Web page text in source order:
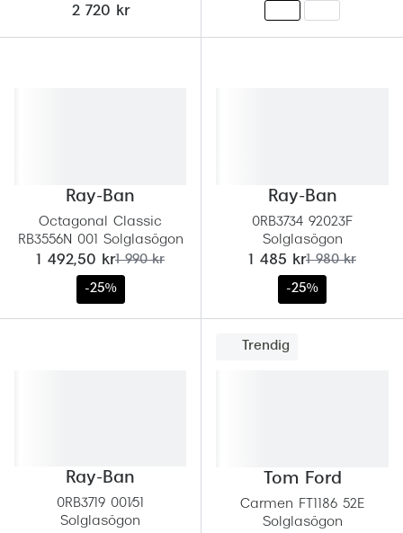
2 720 kr
Ray-Ban
Octagonal Classic
RB3556N 001 Solglasögon
nu:
1 492,50 krtidigare pris:
1 990 kr
-25%
Ray-Ban
0RB3734 92023F
Solglasögon
nu:
1 485 krtidigare pris:
1 980 kr
-25%
Ray-Ban
0RB3719 001/51
Solglasögon
Trendig
Tom Ford
Carmen FT1186 52E
Solglasögon